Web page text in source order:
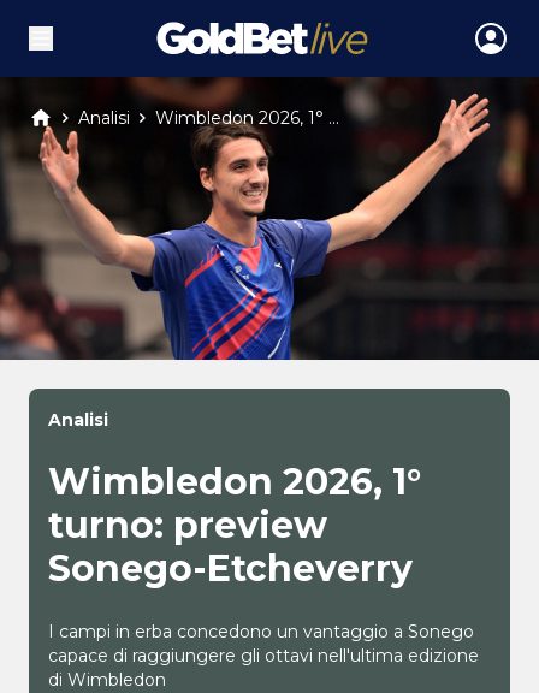
Analisi Wimbledon 2026, 1° ...
Analisi
Wimbledon 2026, 1°
turno: preview
Sonego-Etcheverry
I campi in erba concedono un vantaggio a Sonego
capace di raggiungere gli ottavi nell'ultima edizione
di Wimbledon